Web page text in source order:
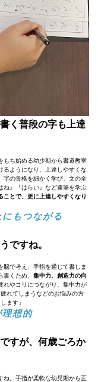
く普段の字も上達
もち始める幼少期から書道教室
るようになり、上達しやすくな
字の骨格を細かく学び、文の全
ね』『はらい』など運筆を学ぶ
ことで、更に上達しやすくなり
もつながる
ですね。
脳で考え、手指を通じて書しま
くため、 集中力、創造力の向
れやコリにつながり、集中力が
れてしまうなどのお悩みの方
ます」
理想的
すが、何歳ごろか
ね。手指が柔軟な幼児期から正